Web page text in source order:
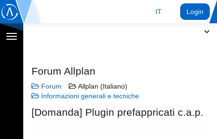
IT Login
Toggle
Forum Allplan
Forum
Allplan (Italiano)
Informazioni generali e tecniche
[Domanda] Plugin prefappricati c.a.p.